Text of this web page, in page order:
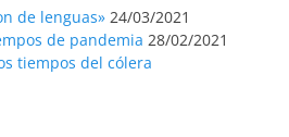
de lenguas» 24/03/2021
de pandemia 28/02/2021
tiempos del cólera